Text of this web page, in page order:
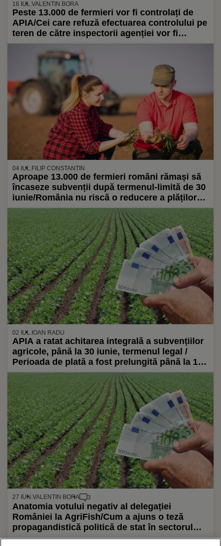
16 IUL.VALENTIN BORA
Peste 13.000 de fermieri vor fi controlați de
APIA/Cei care refuză efectuarea controlului pe
teren de către inspectorii agenției vor fi
excluși de la plata subvențiilor agricole
04 IUL.FILIP CONSTANTIN
Aproape 13.000 de fermieri români rămași să
încaseze subvenții după termenul-limită de 30
iunie/România nu riscă o reducere a plăților
din bugetul european
02 IUL. IOAN RADU
APIA a ratat achitarea integrală a subvențiilor
agricole, până la 30 iunie, termenul legal /
Perioada de plată a fost prelungită până la 15
octombrie
27 IUN.VALENTIN BORA 3
Anatomia votului negativ al delegației
României la AgriFish/Cum a ajuns o teză
propagandistică politică de stat în sectorul
agricol